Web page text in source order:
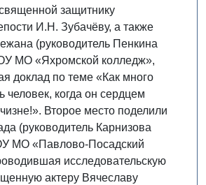
защитнику
И.Н. Зубачёву, а также
(руководитель Пенкина
МО «Яхромской колледж»,
доклад по теме «Как много
человек, когда он сердцем
Второе место поделили
(руководитель Карнизова
МО «Павлово-Посадский
исследовательскую
актеру Вячеславу